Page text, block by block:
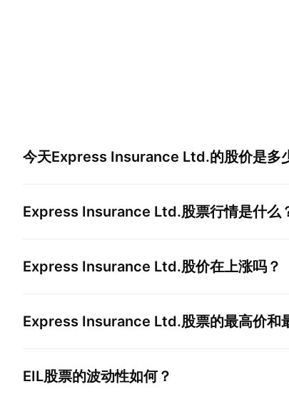
今天Express Insurance Ltd.的股价是多
Express Insurance Ltd.股票行情是什么
Express Insurance Ltd.股价在上涨吗？
Express Insurance Ltd.股票的最高价和
EIL股票的波动性如何？